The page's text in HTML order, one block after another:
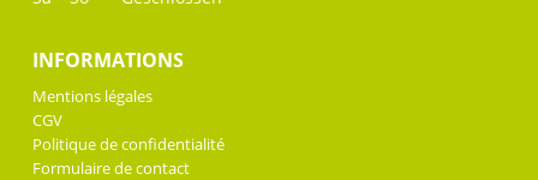
INFORMATIONS
Mentions légales
CGV
Politique de confidentialité
Formulaire de contact